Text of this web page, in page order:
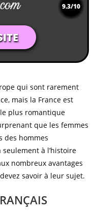
9.3/10
qui sont rarement
mais la France est
plus romantique
que les femmes
des hommes
à l’histoire
nombreux avantages
savoir à leur sujet.